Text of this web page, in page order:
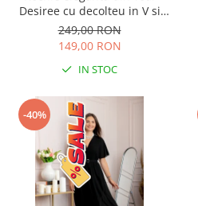
Desiree cu decolteu in V si
curea - Turcoaz
249,00 RON
149,00 RON
IN STOC
-40%